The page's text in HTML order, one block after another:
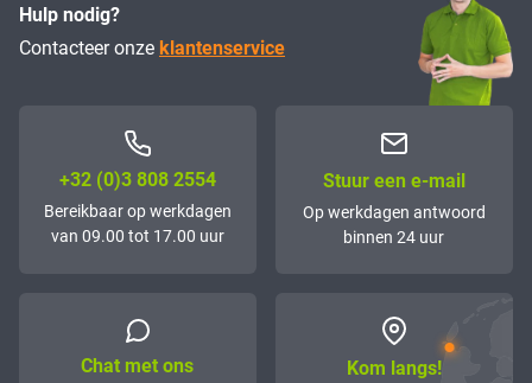
Hulp nodig?
Contacteer onze klantenservice
+32 (0)3 808 2554
Bereikbaar op werkdagen
van 09.00 tot 17.00 uur
Stuur een e-mail
Op werkdagen antwoord
binnen 24 uur
Chat met ons Kom langs!